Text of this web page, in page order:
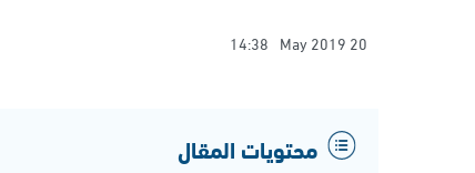
20 May 2019
14:38
محتويات المقال